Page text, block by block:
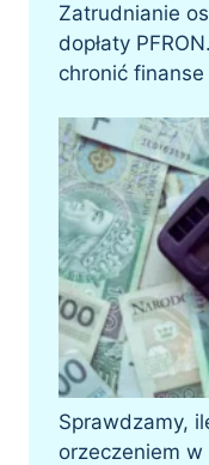
Zatrudnianie
dopłaty
chronić finanse
Sprawdzamy,
orzeczeniem